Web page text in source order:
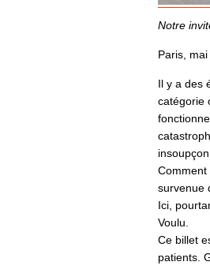
Notre
Paris, mai
Il y a des
catégorie
Comment
survenue
Ici,
Voulu.
Ce billet
patients.